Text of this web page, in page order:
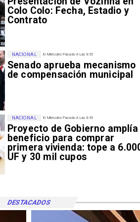
Colo Colo: Fecha, Estadio y
Contrato
El Miércoles Pasado A Las 9:35
Senado aprueba mecanismo
de compensación municipal
NACIONAL
El Miércoles Pasado A Las 9:35
Proyecto de Gobierno amplía
beneficio para comprar
primera vivienda: tope a
UF y 30 mil cupos
NACIONAL
DESTACADOS